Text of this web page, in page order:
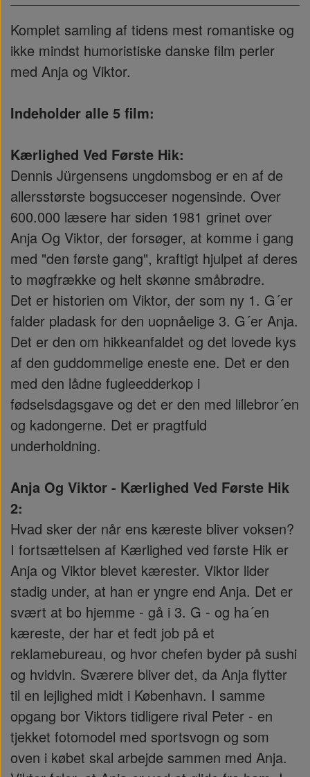
Komplet samling af tidens mest romantiske og
ikke mindst humoristiske danske film perler
med Anja og Viktor.
Indeholder alle 5 film:
Kærlighed Ved Første Hik:
Dennis Jürgensens ungdomsbog er en af de
allersstørste bogsucceser nogensinde. Over
600.000 læsere har siden 1981 grinet over
Anja Og Viktor, der forsøger, at komme i gang
med "den første gang", kraftigt hjulpet af deres
to møgfrække og helt skønne småbrødre.
Det er historien om Viktor, der som ny 1. G´er
falder pladask for den uopnåelige 3. G´er Anja.
Det er den om hikkeanfaldet og det lovede kys
af den guddommelige eneste ene. Det er den
med den lådne fugleedderkop i
fødselsdagsgave og det er den med lillebror´en
og kadongerne. Det er pragtfuld
underholdning.
Anja Og Viktor - Kærlighed Ved Første Hik
2:
Hvad sker der når ens kæreste bliver voksen?
I fortsættelsen af Kærlighed ved første Hik er
Anja og Viktor blevet kærester. Viktor lider
stadig under, at han er yngre end Anja. Det er
svært at bo hjemme - gå i 3. G - og ha´en
kæreste, der har et fedt job på et
reklamebureau, og hvor chefen byder på sushi
og hvidvin. Sværere bliver det, da Anja flytter
til en lejlighed midt i København. I samme
opgang bor Viktors tidligere rival Peter - en
tjekket fotomodel med sportsvogn og som
oven i købet skal arbejde sammen med Anja.